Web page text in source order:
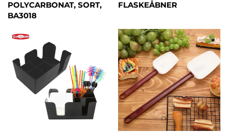
POLYCARBONAT, SORT,
BA3018
FLASKEÅBNER